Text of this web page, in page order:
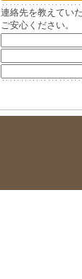
連絡先を教えてい
ご安心ください。